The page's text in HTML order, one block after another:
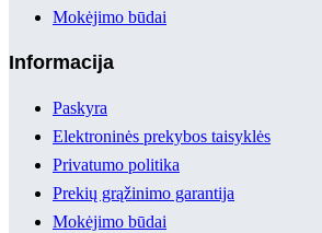
Mokėjimo būdai
Informacija
Paskyra
Elektroninės prekybos taisyklės
Privatumo politika
Prekių grąžinimo garantija
Mokėjimo būdai